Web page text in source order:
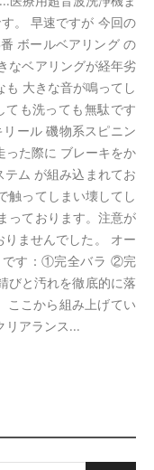
。 早速ですが 今回の
ボールベアリング の
なベアリングが経年劣
大きな音が鳴ってし
ても洗っても無駄です
ール 磯物系スピニン
った際に ブレーキをか
ム が組み込まれてお
触ってしまい壊してし
っております。注意が
ませんでした。 オー
です：①完全バラ ②完
びと汚れを徹底的に落
ここから組み上げてい
リアランス...